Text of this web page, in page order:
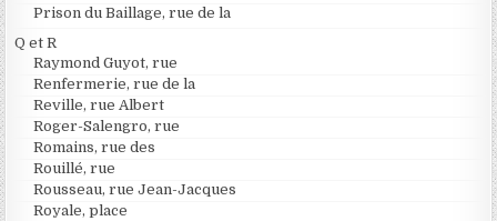
Prison du Baillage, rue de la
Q et R
Raymond Guyot, rue
Renfermerie, rue de la
Reville, rue Albert
Roger-Salengro, rue
Romains, rue des
Rouillé, rue
Rousseau, rue Jean-Jacques
Royale, place